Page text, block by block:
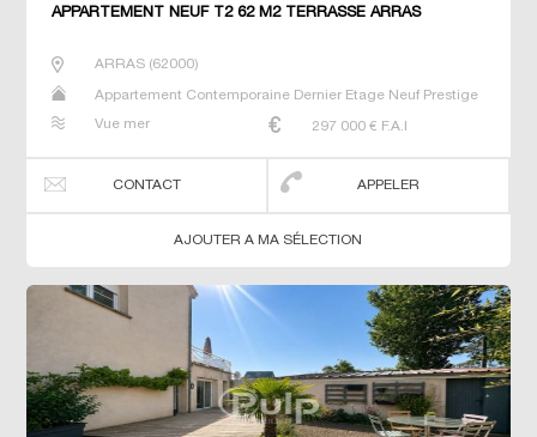
APPARTEMENT NEUF T2 62 M2 TERRASSE ARRAS
ARRAS(62000)
Appartement Contemporaine Dernier Etage Neuf Prestige
Vue mer
297 000 € F.A.I
CONTACT APPELER
AJOUTER A MA SÉLECTION